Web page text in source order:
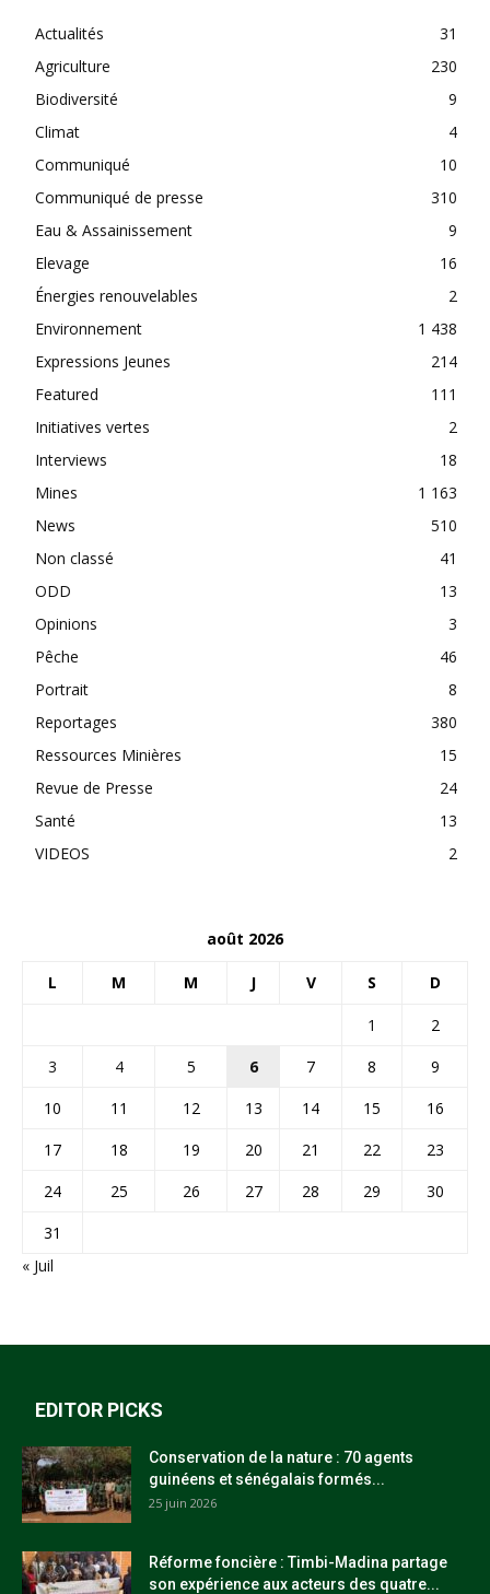
Actualités
31
Agriculture
230
Biodiversité
9
Climat
4
Communiqué
10
Communiqué de presse
310
Eau & Assainissement
9
Elevage
16
Énergies renouvelables
2
Environnement
1 438
Expressions Jeunes
214
Featured
111
Initiatives vertes
2
Interviews
18
Mines
1 163
News
510
Non classé
41
ODD
13
Opinions
3
Pêche
46
Portrait
8
Reportages
380
Ressources Minières
15
Revue de Presse
24
Santé
13
VIDEOS
2
août 2026
L M M J V S D
1
2
3
4 5 6 7 8
9
10
11 12 13 14 15
16
17
18 19 20 21 22
23
24
25 26 27 28 29
30
31
« Juil
EDITOR PICKS
Conservation de la nature : 70 agents
guinéens et sénégalais formés...
25 juin 2026
Réforme foncière : Timbi-Madina partage
son expérience aux acteurs des quatre...